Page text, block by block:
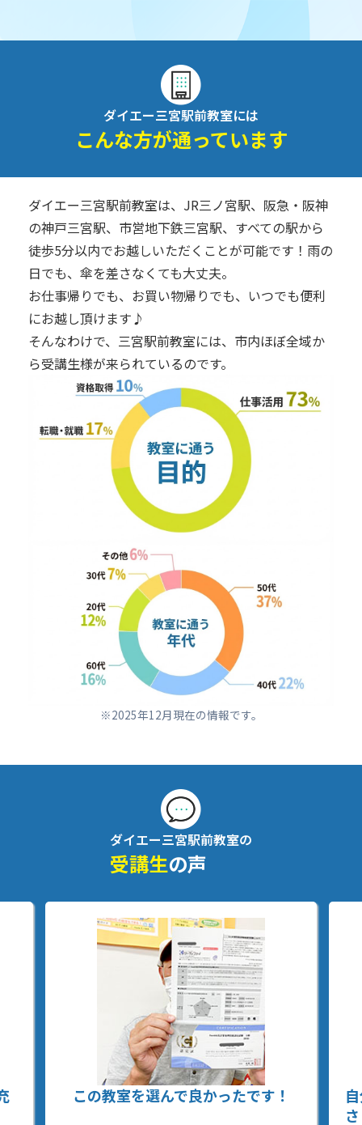
ダイエー三宮駅前教室には
こんな方が通っています
ダイエー三宮駅前教室は、JR三ノ宮駅、阪急・阪神
の神戸三宮駅、市営地下鉄三宮駅、すべての駅から
徒歩5分以内でお越しいただくことが可能です！雨の
日でも、傘を差さなくても大丈夫。
お仕事帰りでも、お買い物帰りでも、いつでも便利
にお越し頂けます♪
そんなわけで、三宮駅前教室には、市内ほぼ全域か
ら受講生様が来られているのです。
※2025年12月現在の情報です。
ダイエー三宮駅前教室の
受講生の声
この教室を選んで良かったです！